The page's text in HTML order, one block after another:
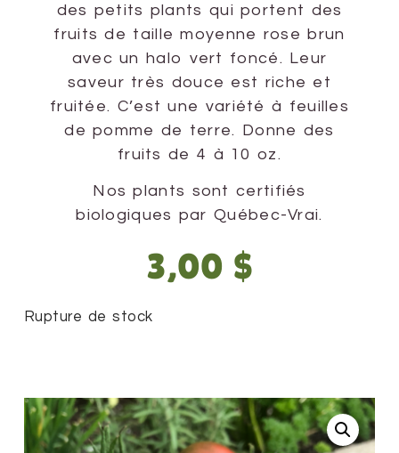
des petits plants qui portent des
fruits de taille moyenne rose brun
avec un halo vert foncé. Leur
saveur très douce est riche et
fruitée. C’est une variété à feuilles
de pomme de terre. Donne des
fruits de 4 à 10 oz.
Nos plants sont certifiés
biologiques par Québec-Vrai.
3,00 $
Rupture de stock